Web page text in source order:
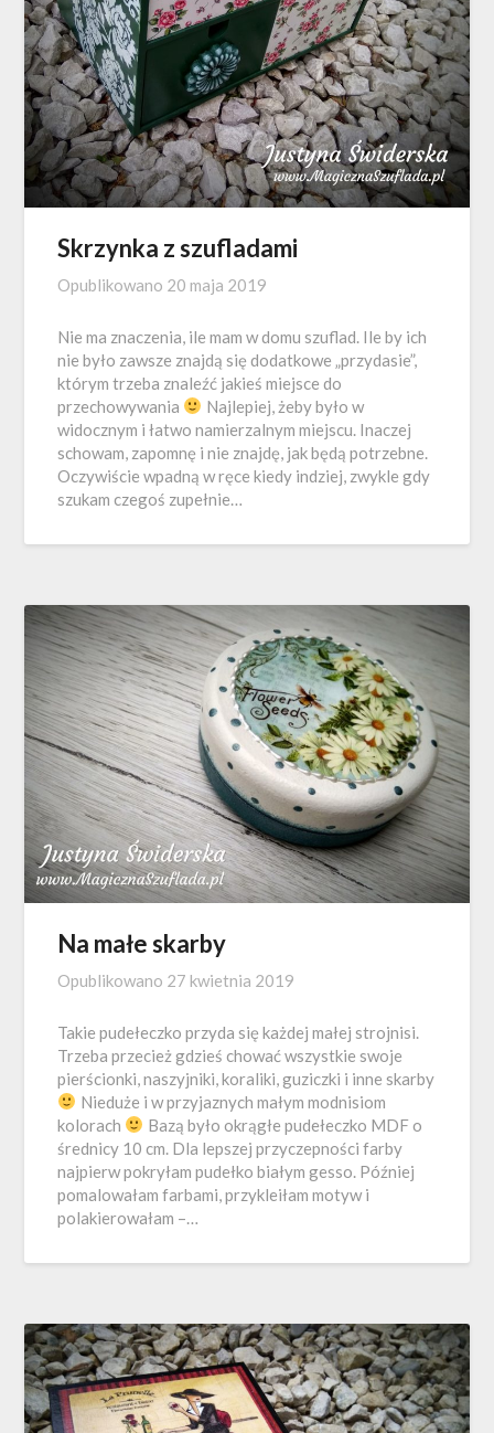
Skrzynka z szufladami
Opublikowano 20 maja 2019
Nie ma znaczenia, ile mam w domu szuflad. Ile by ich
nie było zawsze znajdą się dodatkowe „przydasie”,
którym trzeba znaleźć jakieś miejsce do
przechowywania
Najlepiej, żeby było w
widocznym i łatwo namierzalnym miejscu. Inaczej
schowam, zapomnę i nie znajdę, jak będą potrzebne.
Oczywiście wpadną w ręce kiedy indziej, zwykle gdy
szukam czegoś zupełnie…
Na małe skarby
Opublikowano 27 kwietnia 2019
Takie pudełeczko przyda się każdej małej strojnisi.
Trzeba przecież gdzieś chować wszystkie swoje
pierścionki, naszyjniki, koraliki, guziczki i inne skarby
Nieduże i w przyjaznych małym modnisiom
kolorach
Bazą było okrągłe pudełeczko MDF o
średnicy 10 cm. Dla lepszej przyczepności farby
najpierw pokryłam pudełko białym gesso. Później
pomalowałam farbami, przykleiłam motyw i
polakierowałam –…